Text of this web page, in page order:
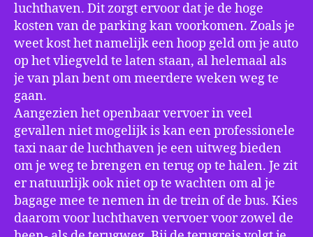
luchthaven. Dit zorgt ervoor dat je de hoge
kosten van de parking kan voorkomen. Zoals je
weet kost het namelijk een hoop geld om je auto
op het vliegveld te laten staan, al helemaal als
je van plan bent om meerdere weken weg te
gaan.
Aangezien het openbaar vervoer in veel
gevallen niet mogelijk is kan een professionele
taxi naar de luchthaven je een uitweg bieden
om je weg te brengen en terug op te halen. Je zit
er natuurlijk ook niet op te wachten om al je
bagage mee te nemen in de trein of de bus. Kies
daarom voor luchthaven vervoer voor zowel de